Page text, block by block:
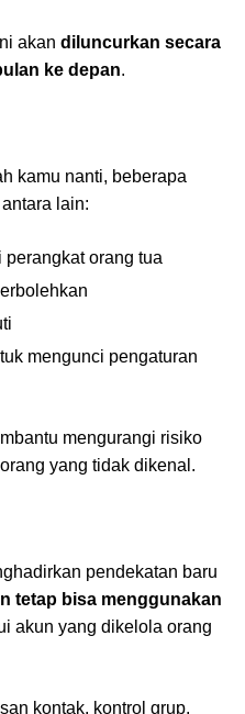
akan diluncurkan secara
ke depan.
kamu nanti, beberapa
lain:
orang tua
mengunci pengaturan
mengurangi risiko
yang tidak dikenal.
pendekatan baru
tetap bisa menggunakan
akun yang dikelola orang
kontak, kontrol grup,